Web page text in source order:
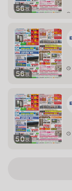
56枚
56枚
50枚